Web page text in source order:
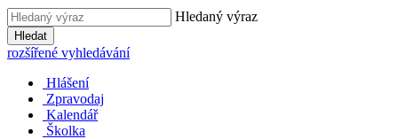
Hledaný výraz
Hledat
rozšířené vyhledávání
Hlášení
Zpravodaj
Kalendář
Školka